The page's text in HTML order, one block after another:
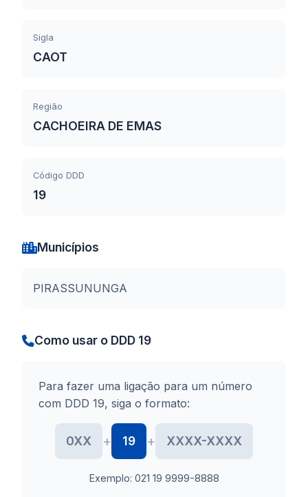
Sigla
CAOT
Região
CACHOEIRA DE EMAS
Código DDD
19
Municípios
PIRASSUNUNGA
Como usar o DDD 19
Para fazer uma ligação para um número
com DDD 19, siga o formato:
0XX + 19 + XXXX-XXXX
Exemplo: 021 19 9999-8888